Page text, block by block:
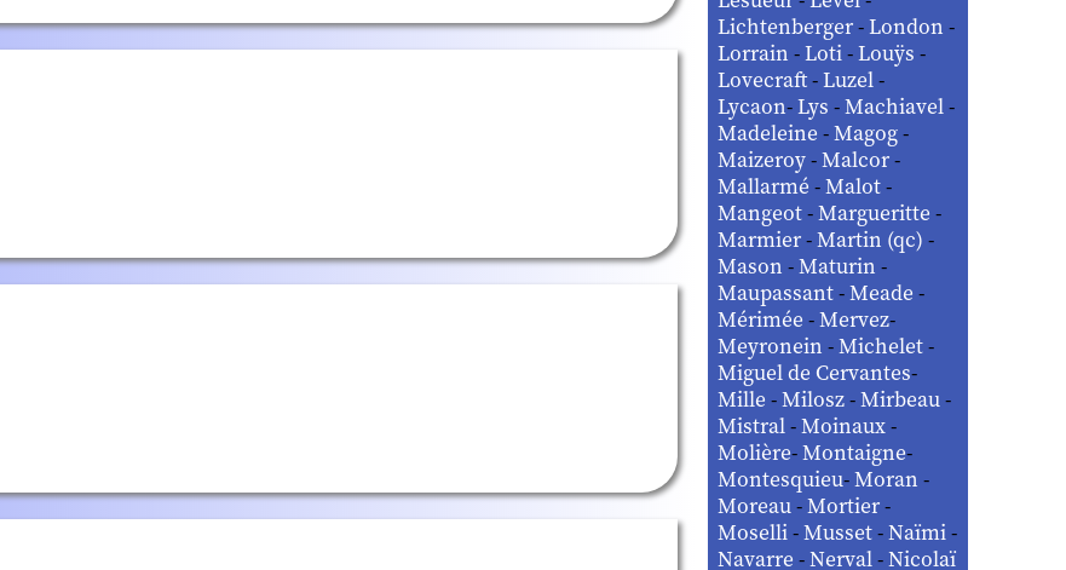
Lichtenberger-London-
Lorrain-Loti-Louÿs-
Lovecraft-Luzel-
Lycaon-Lys-Machiavel-
Madeleine-Magog-
Maizeroy-Malcor-
Mallarmé-Malot-
Mangeot-Margueritte-
Marmier-Martin (qc)-
Mason-Maturin-
Maupassant-Meade-
Mérimée-Mervez-
Meyronein-Michelet-
Miguel de Cervantes-
Mille-Milosz-Mirbeau-
Mistral-Moinaux-
Molière-Montaigne-
Montesquieu-Moran-
Moreau-Mortier-
Moselli-Musset-Naïmi-
Navarre-Nerval-Nicolaï